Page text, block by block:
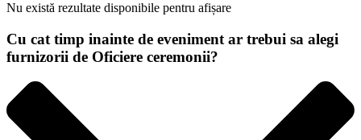
Nu există rezultate disponibile pentru afișare
Cu cat timp inainte de eveniment ar trebui sa alegi
furnizorii de Oficiere ceremonii?